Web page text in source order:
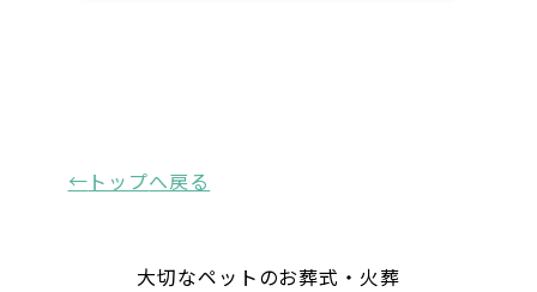
トップへ戻る
大切なペットのお葬式・火葬